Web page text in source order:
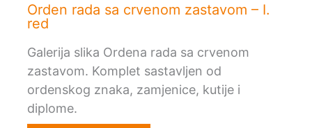
Orden rada sa crvenom zastavom – I.
red
Galerija slika Ordena rada sa crvenom
zastavom. Komplet sastavljen od
ordenskog znaka, zamjenice, kutije i
diplome.